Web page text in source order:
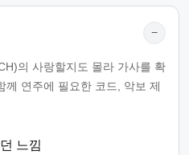
−
의 사랑할지도 몰라 가사를 확
께 연주에 필요한 코드, 악보 제
느낌